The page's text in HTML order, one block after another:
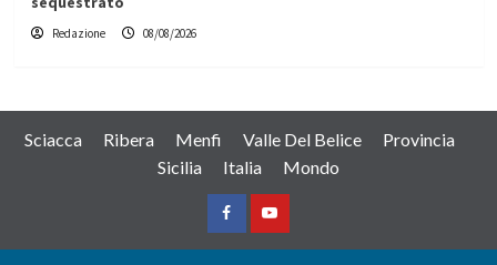
Redazione 08/08/2026
Sciacca Ribera Menfi Valle Del Belice
Provincia
Sicilia
Italia Mondo
FacebookYountube